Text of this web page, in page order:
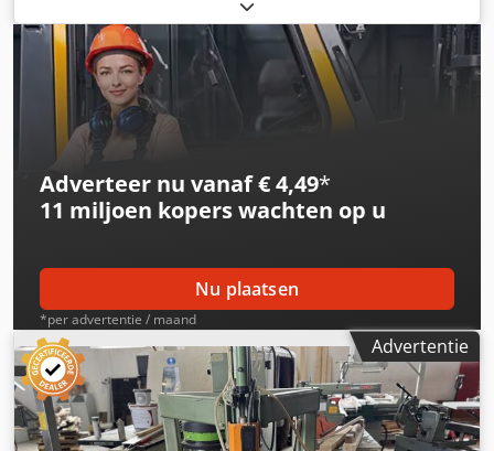
Spindelopname: MK-4 Boorslag: 120 mm Spiloverhang: 254
mm Tafelgrootte: 475 mm x 425 mm Boortafel zijdelings
kantelen / draaien: 45° links / 360° Kolomdiameter: 80 mm
Snelspanboorkop: 1 - 16 mm Djdpfx Afjzhm D Aetowa
Gewicht: 132 kg
Adverteer nu vanaf € 4,49*
11 miljoen koperswachten op u
Nu plaatsen
*per advertentie / maand
Advertentie